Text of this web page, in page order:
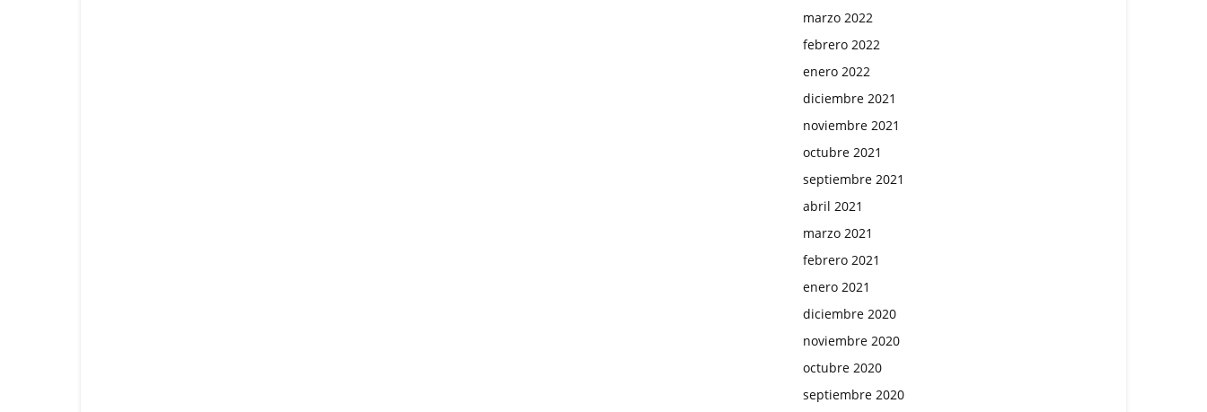
marzo 2022
febrero 2022
enero 2022
diciembre 2021
noviembre 2021
octubre 2021
septiembre 2021
abril 2021
marzo 2021
febrero 2021
enero 2021
diciembre 2020
noviembre 2020
octubre 2020
septiembre 2020